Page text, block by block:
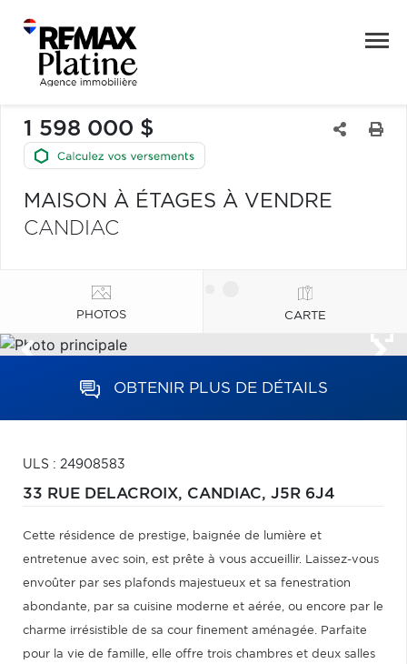
1 598 000 $
MAISON À ÉTAGES À VENDRE
CANDIAC
PHOTOS CARTE
OBTENIR PLUS DE DÉTAILS
ULS : 24908583
33 RUE DELACROIX, CANDIAC, J5R 6J4
Cette résidence de prestige, baignée de lumière et
entretenue avec soin, est prête à vous accueillir. Laissez-vous
envoûter par ses plafonds majestueux et sa fenestration
abondante, par sa cuisine moderne et aérée, ou encore par le
charme irrésistible de sa cour finement aménagée. Parfaite
pour la vie de famille, elle offre trois chambres et deux salles